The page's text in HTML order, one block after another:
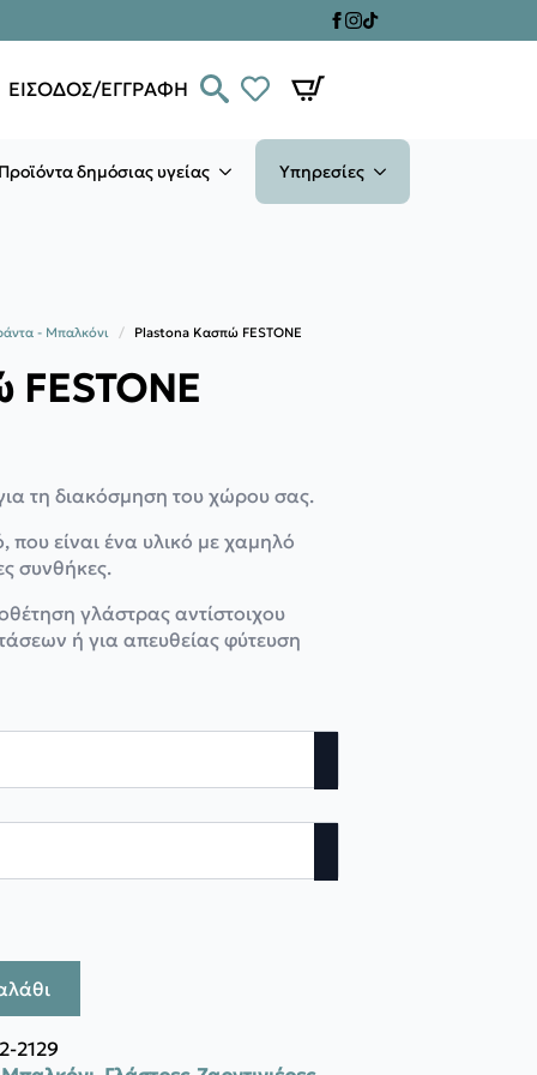
ΕΙΣΟΔΟΣ/ΕΓΓΡΑΦΗ
δημόσιας υγείας Υπηρεσίες
- Μπαλκόνι Plastona Κασπώ FESTONE
τη διακόσμηση του χώρου σας.
είναι ένα υλικό με χαμηλό
συνθήκες.
γλάστρας αντίστοιχου
ή για απευθείας φύτευση
2129